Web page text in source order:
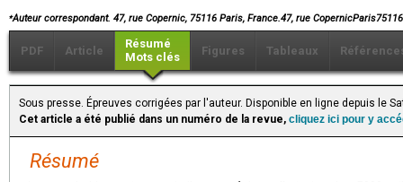
⁎Auteur correspondant. 47, rue Copernic, 75116 Paris, France.47, rue
PDF Article
Résumé
Mots clés
Figures Tableaux
Sous presse. Épreuves corrigées par l'auteur. Disponible en ligne depuis le
Cet article a été publié dans un numéro de la revue, cliquez ici pour y
Résumé